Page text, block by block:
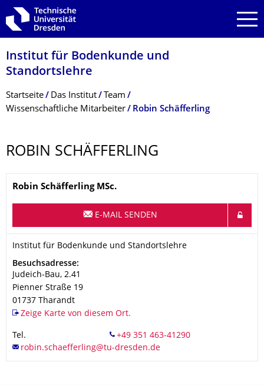
Zur Hauptnavigation springen
Zur Suche springen
Zum Inhalt springen
Institut für Bodenkunde und
Standortslehre
Breadcrumb-Menü
Startseite Das Institut
Team
Wissenschaftliche Mitarbeiter
Robin Schäfferling
ROBIN SCHÄFFERLING
Name
Robin Schäfferling MSc.
E-MAIL SENDEN
Organisationsname
Institut für Bodenkunde und Standortslehre
Institut für Bodenkunde und Standortslehre
Adresse
Besuchsadresse:
Judeich-Bau, 2.41
Pienner Straße 19
01737
Tharandt
Zeige Karte von diesem Ort.
Tel.